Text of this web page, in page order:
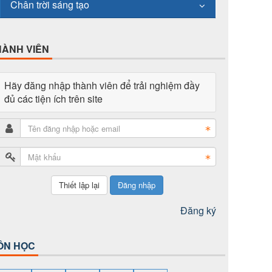
Chân trời sáng tạo
VIÊN
Hãy đăng nhập thành viên để trải nghiệm đầy
đủ các tiện ích trên site
Đăng nhập
Đăng ký
HỌC